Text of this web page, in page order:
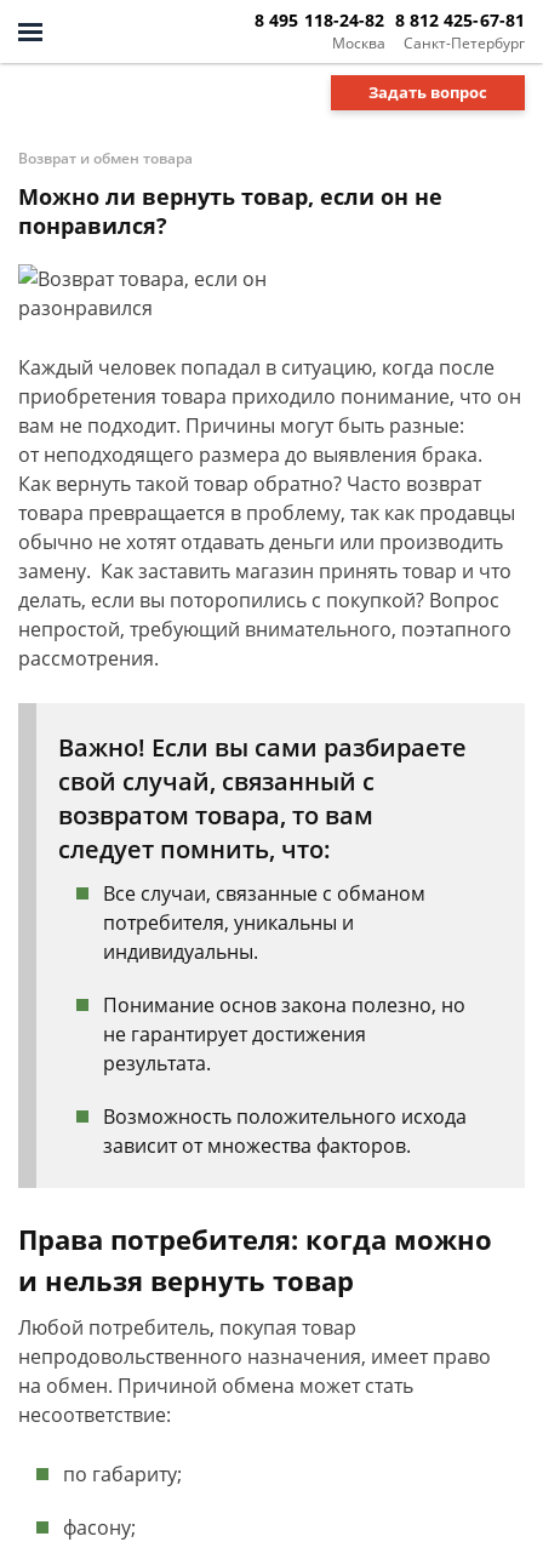
Москва
8 495 118-24-82
Санкт-Петербург
8 812 425-67-81
Задать вопрос
Возврат и обмен товара
Можно ли вернуть товар, если он не
понравился?
Каждый человек попадал в ситуацию, когда после
приобретения товара приходило понимание, что он
вам не подходит. Причины могут быть разные:
от неподходящего размера до выявления брака.
Как вернуть такой товар обратно? Часто возврат
товара превращается в проблему, так как продавцы
обычно не хотят отдаватьденьги или производить
замену. Как заставить магазин принять товар и что
делать, если вы поторопились с покупкой? Вопрос
непростой, требующий внимательного, поэтапного
рассмотрения.
Важно! Если вы сами разбираете
свой случай, связанный с
возвратом товара, то вам
следует помнить, что:
Все случаи, связанные с обманом
потребителя, уникальны и
индивидуальны.
Понимание основ закона полезно, но
не гарантирует достижения
результата.
Возможность положительного исхода
зависит от множества факторов.
Права потребителя: когда можно
и нельзя вернуть товар
Любой потребитель, покупая товар
непродовольственного назначения, имеет право
на обмен. Причиной обмена может стать
несоответствие:
по габариту;
фасону;